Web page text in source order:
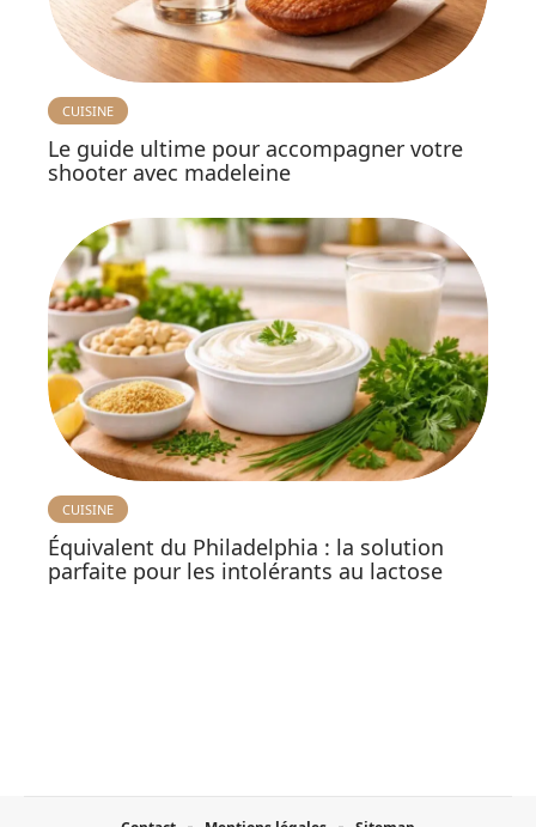
CUISINE
Le guide ultime pour accompagner votre
shooter avec madeleine
CUISINE
Équivalent du Philadelphia : la solution
parfaite pour les intolérants au lactose